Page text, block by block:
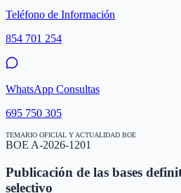
Teléfono de Información
854 701 254
WhatsApp Consultas
695 750 305
TEMARIO OFICIAL Y ACTUALIDAD BOE
BOE A-2026-1201
Publicación de las bases
selectivo